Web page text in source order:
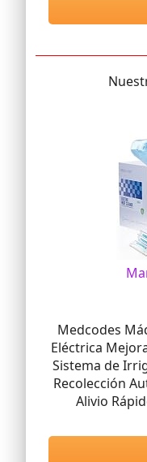
Medcodes
Eléctrica
Sistema de
Recolección
Alivio